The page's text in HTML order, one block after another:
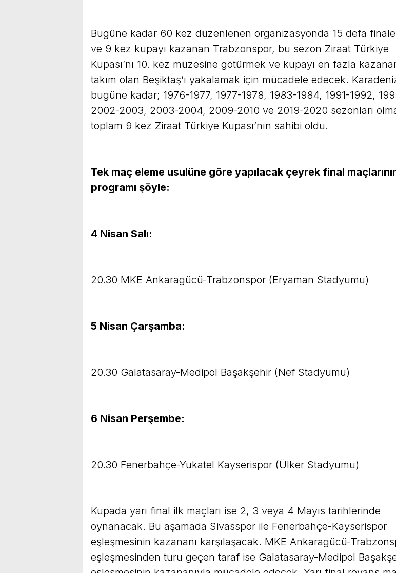
Bugüne kadar 60 kez düzenlenen organizasyonda 15 defa
ve 9 kez kupayı kazanan Trabzonspor, bu sezon Ziraat Türkiye
Kupası’nı 10. kez müzesine götürmek ve kupayı en fazla
takım olan Beşiktaş’ı yakalamak için mücadele edecek.
bugüne kadar; 1976-1977, 1977-1978, 1983-1984, 1991-1992,
2002-2003, 2003-2004, 2009-2010 ve 2019-2020 sezonları
toplam 9 kez Ziraat Türkiye Kupası’nın sahibi oldu.
Tek maç eleme usulüne göre yapılacak çeyrek final
programı şöyle:
4 Nisan Salı:
20.30 MKE Ankaragücü-Trabzonspor (Eryaman Stadyumu)
5 Nisan Çarşamba:
20.30 Galatasaray-Medipol Başakşehir (Nef Stadyumu)
6 Nisan Perşembe:
20.30 Fenerbahçe-Yukatel Kayserispor (Ülker Stadyumu)
Kupada yarı final ilk maçları ise 2, 3 veya 4 Mayıs tarihlerinde
oynanacak. Bu aşamada Sivasspor ile Fenerbahçe-Kayserispor
eşleşmesinin kazananı karşılaşacak. MKE Ankaragücü-
eşleşmesinden turu geçen taraf ise Galatasaray-Medipol